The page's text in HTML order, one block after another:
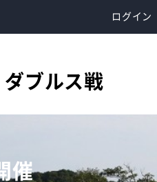
ログイン
ブルス戦
催